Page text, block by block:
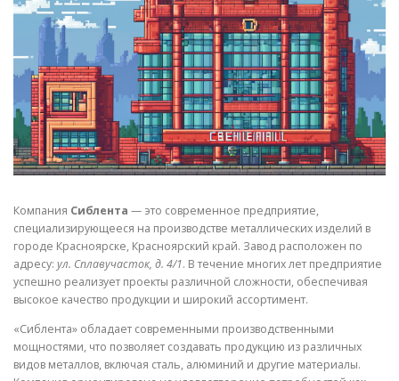
СВОЙСТВА МЕТАЛЛОВ СОРТА МЕТАЛЛОВ
СТАТЬИ
Компания Сиблента — это современное предприятие,
специализирующееся на производстве металлических изделий в
городе Красноярске, Красноярский край. Завод расположен по
адресу: ул. Сплавучасток, д. 4/1. В течение многих лет предприятие
успешно реализует проекты различной сложности, обеспечивая
высокое качество продукции и широкий ассортимент.
«Сиблента» обладает современными производственными
мощностями, что позволяет создавать продукцию из различных
видов металлов, включая сталь, алюминий и другие материалы.